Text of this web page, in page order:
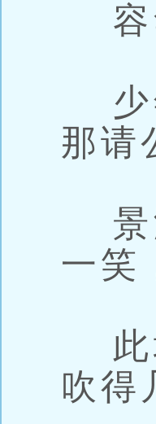
容
少
那请
景
一笑
此
吹得